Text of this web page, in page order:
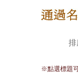
排
※點選標題